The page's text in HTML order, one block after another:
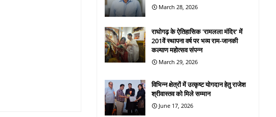
March 28, 2026
राघोगढ़ के ऐतिहासिक 'रामलला मंदिर' में
201वें स्थापना वर्ष पर भव्य राम-जानकी
कल्याण महोत्सव संपन्न
March 29, 2026
विभिन्न क्षेत्रों में उत्कृष्ट योगदान हेतु राजेश
श्रीवास्तव को मिले सम्मान
June 17, 2026